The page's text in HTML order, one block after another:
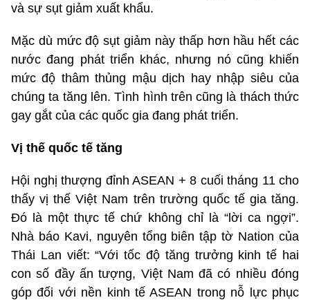
và sự sụt giảm xuất khẩu.
Mặc dù mức độ sụt giảm này thấp hơn hầu hết các
nước đang phát triển khác, nhưng nó cũng khiến
mức độ thâm thủng mậu dịch hay nhập siêu của
chúng ta tăng lên. Tình hình trên cũng là thách thức
gay gắt của các quốc gia đang phát triển.
Vị thế quốc tế tăng
Hội nghị thượng đỉnh ASEAN + 8 cuối tháng 11 cho
thấy vị thế Việt Nam trên trường quốc tế gia tăng.
Đó là một thực tế chứ không chỉ là “lời ca ngợi”.
Nhà báo Kavi, nguyên tổng biên tập tờ Nation của
Thái Lan viết: “Với tốc độ tăng trưởng kinh tế hai
con số đầy ấn tượng, Việt Nam đã có nhiều đóng
góp đối với nền kinh tế ASEAN trong nỗ lực phục